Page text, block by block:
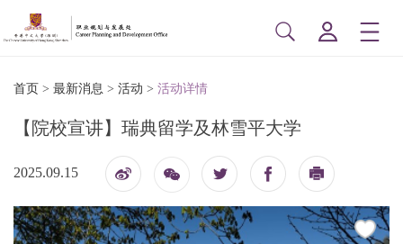
首页 > 最新消息 > 活动 > 活动详情
【院校宣讲】瑞典留学及林雪平大学
2025.09.15
博 信 印